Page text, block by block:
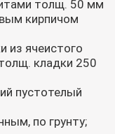
толщ. 50 мм
кирпичом
из ячеистого
кладки 250
пустотелый
по грунту;